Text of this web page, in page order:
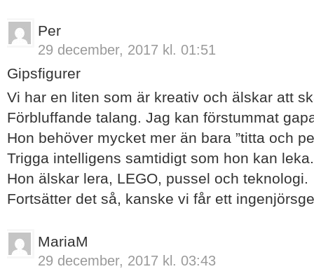
Per
29 december, 2017 kl. 01:51
Gipsfigurer
Vi har en liten som är kreativ och älskar att
Förbluffande talang. Jag kan förstummat
Hon behöver mycket mer än bara ”titta och
Trigga intelligens samtidigt som hon kan leka.
Hon älskar lera, LEGO, pussel och teknologi.
Fortsätter det så, kanske vi får ett
MariaM
29 december, 2017 kl. 03:43